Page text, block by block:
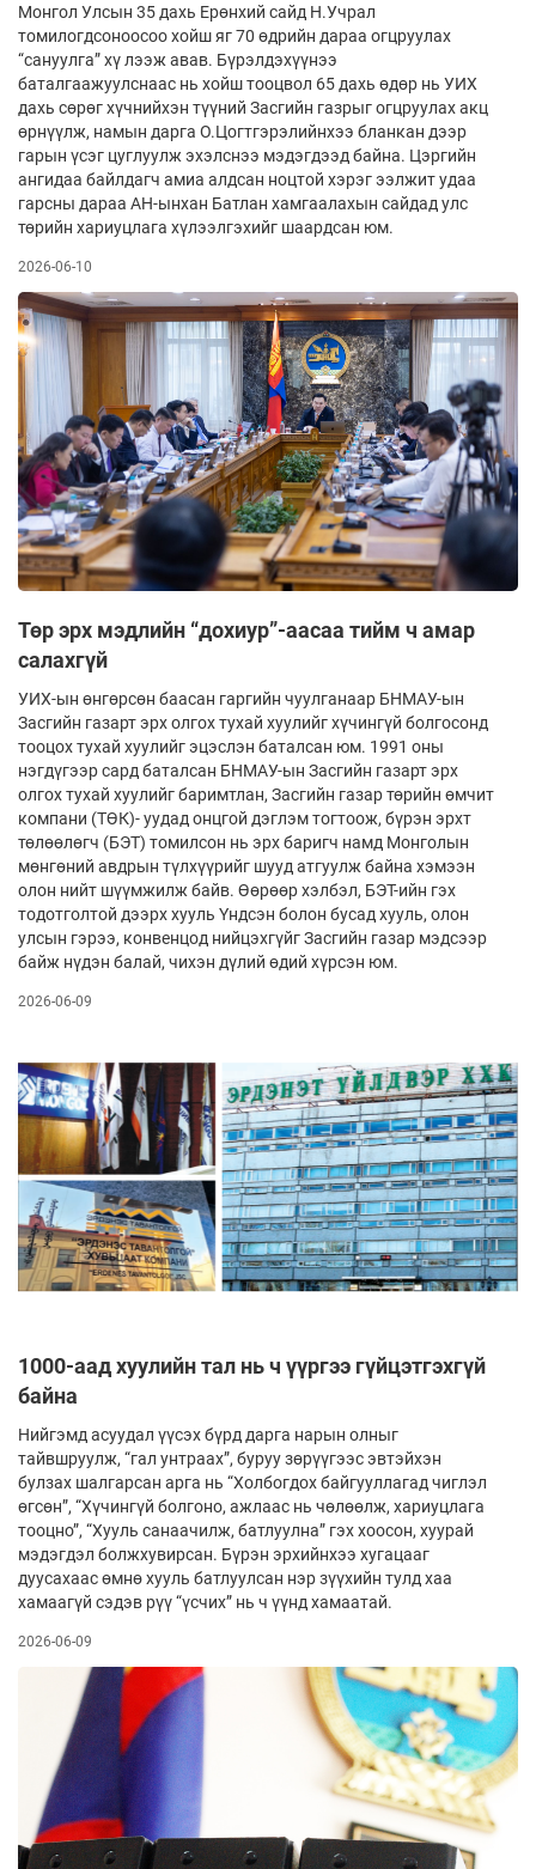
Монгол Улсын 35 дахь Ерөнхий сайд Н.Учрал
томилогдсоноосоо хойш яг 70 өдрийн дараа огцруулах
“сануулга” хү­ лээж авав. Бүрэлдэхүүнээ
баталгаажуулснаас нь хойш тооцвол 65 дахь өдөр нь УИХ
дахь сөрөг хүчнийхэн түүний Засгийн газрыг огцруулах акц
өрнүүлж, намын дарга О.Цогтгэрэлийнхээ бланкан дээр
гарын үсэг цуглуулж эхэлснээ мэдэгдээд байна. Цэргийн
ангидаа байлдагч амиа алдсан ноцтой хэрэг ээлжит удаа
гарсны дараа АН-ынхан Батлан хамгаалахын сайдад улс
төрийн хариуцлага хүлээлгэхийг шаардсан юм.
2026-06-10
Төр эрх мэдлийн “дохиур”-аасаа тийм ч амар
салахгүй
УИХ-ын өнгөрсөн баасан гаргийн чуулганаар БНМАУ-ын
Засгийн газарт эрх олгох тухай хуулийг хүчингүй болгосонд
тооцох тухай хуулийг эцэслэн баталсан юм. 1991 оны
нэгдүгээр сард баталсан БНМАУ-ын Засгийн газарт эрх
олгох тухай хуулийг баримтлан, Засгийн газар төрийн өмчит
компани (ТӨК)- уудад онцгой дэглэм тогтоож, бүрэн эрхт
төлөөлөгч (БЭТ) томилсон нь эрх баригч намд Монголын
мөнгөний авдрын түлхүүрийг шууд атгуулж байна хэмээн
олон нийт шүүмжилж байв. Өөрөөр хэлбэл, БЭТ-ийн гэх
тодотголтой дээрх хууль Үндсэн болон бусад хууль, олон
улсын гэрээ, конвенцод нийцэхгүйг Засгийн газар мэдсээр
байж нүдэн балай, чихэн дүлий өдий хүрсэн юм.
2026-06-09
1000-аад хуулийн тал нь ч үүргээ гүйцэтгэхгүй
байна
Нийгэмд асуудал үүсэх бүрд дарга нарын олныг
тайвшруулж, “гал унтраах”, буруу зөрүүгээс эвтэйхэн
булзах шалгарсан арга нь “Холбогдох байгууллагад чиглэл
өгсөн”, “Хү­чингүй болгоно, ажлаас нь чөлөөлж, хариуцлага
тооцно”, “Хууль санаачилж, батлуулна” гэх хоосон, хуурай
мэдэгдэл болжхувирсан. Бүрэн эрхийнхээ хугацааг
дуусахаас өмнө хууль батлуулсан нэр зүүхийн тулд хаа
хамаагүй сэдэв рүү “үсчих” нь ч үүнд хамаатай.
2026-06-09